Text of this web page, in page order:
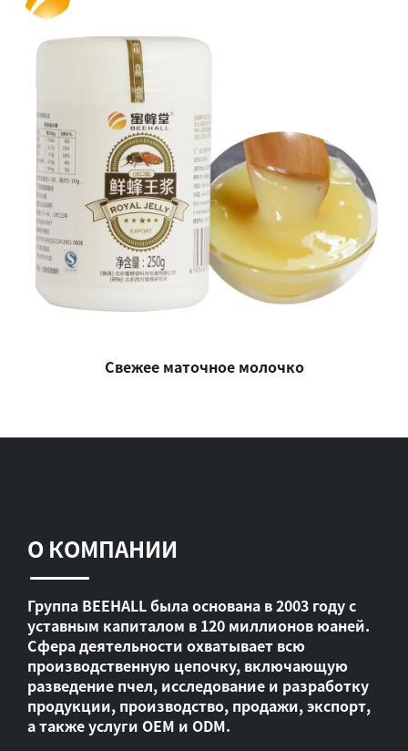
Свежее маточное молочко
О КОМПАНИИ
Группа BEEHALL была основана в 2003 году с
уставным капиталом в 120 миллионов юаней.
Сфера деятельности охватывает всю
производственную цепочку, включающую
разведение пчел, исследование и разработку
продукции, производство, продажи, экспорт,
а также услуги OEM и ODM.